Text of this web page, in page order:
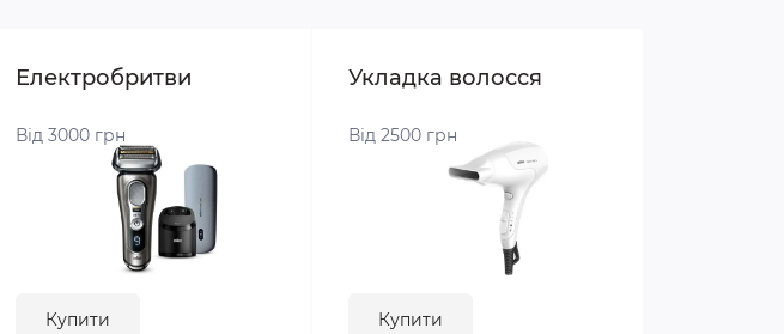
Електробритви
Від 3000 грн
Купити
Укладка волосся
Від 2500 грн
Купити